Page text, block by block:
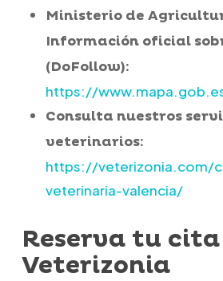
Ministerio de
Información oficial
(DoFollow):
https://
Consulta nuestros
veterinarios:
https://veterizonia.com/
veterinaria-valencia/
Reserva tu cita
Veterizonia